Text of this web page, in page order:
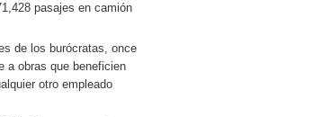
pasajes en camión
de los burócratas, once
a obras que beneficien
otro empleado